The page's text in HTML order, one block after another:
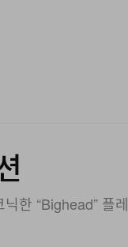
한 “Bighead” 플레